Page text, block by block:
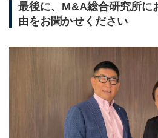
最後に、M&A総合研究所に
由をお聞かせください